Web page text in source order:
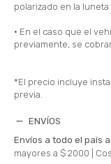
polarizado en la luneta
• En el caso que el
previamente, se
*El precio incluye
previa.
ENVÍOS
Envíos a todo el país
mayores a $ 2000 |